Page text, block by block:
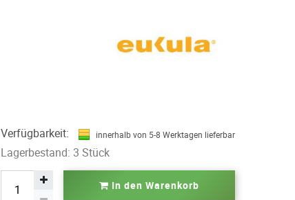
Verfügbarkeit: innerhalb von 5-8 Werktagen lieferbar
Lagerbestand: 3 Stück
In den Warenkorb